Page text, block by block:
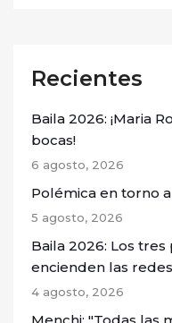
Recientes
Baila 2026: ¡Maria
bocas!
6 agosto, 2026
Polémica en torno
5 agosto, 2026
Baila 2026: Los
encienden las redes
4 agosto, 2026